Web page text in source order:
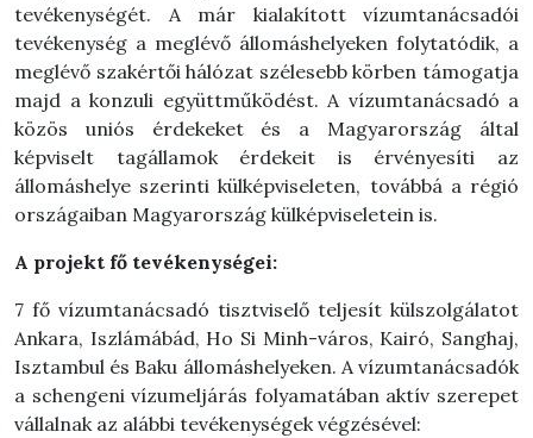
tevékenységét. A már kialakított vízumtanácsadói
tevékenység a meglévő állomáshelyeken folytatódik, a
meglévő szakértői hálózat szélesebb körben támogatja
majd a konzuli együttműködést. A vízumtanácsadó a
közös uniós érdekeket és a Magyarország által
képviselt tagállamok érdekeit is érvényesíti az
állomáshelye szerinti külképviseleten, továbbá a régió
országaiban Magyarország külképviseletein is.
A projekt fő tevékenységei:
7 fő vízumtanácsadó tisztviselő teljesít külszolgálatot
Ankara, Iszlámábád, Ho Si Minh-város, Kairó, Sanghaj,
Isztambul és Baku állomáshelyeken. A vízumtanácsadók
a schengeni vízumeljárás folyamatában aktív szerepet
vállalnak az alábbi tevékenységek végzésével: